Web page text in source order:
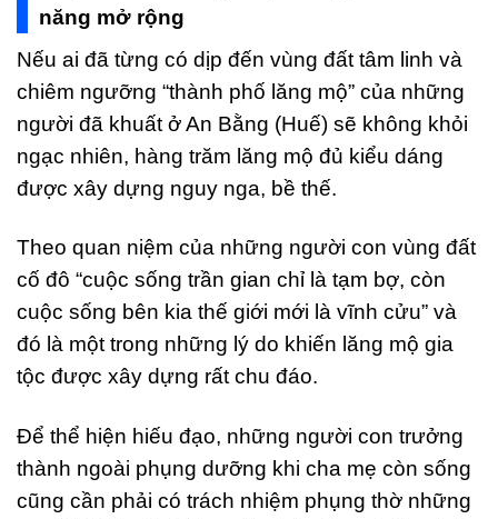
năng mở rộng
Nếu ai đã từng có dịp đến vùng đất tâm linh và
chiêm ngưỡng “thành phố lăng mộ” của những
người đã khuất ở An Bằng (Huế) sẽ không khỏi
ngạc nhiên, hàng trăm lăng mộ đủ kiểu dáng
được xây dựng nguy nga, bề thế.
Theo quan niệm của những người con vùng đất
cố đô “cuộc sống trần gian chỉ là tạm bợ, còn
cuộc sống bên kia thế giới mới là vĩnh cửu” và
đó là một trong những lý do khiến lăng mộ gia
tộc được xây dựng rất chu đáo.
Để thể hiện hiếu đạo, những người con trưởng
thành ngoài phụng dưỡng khi cha mẹ còn sống
cũng cần phải có trách nhiệm phụng thờ những